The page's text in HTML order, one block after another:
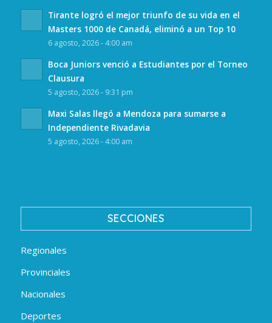
Tirante logró el mejor triunfo de su vida en el
Masters 1000 de Canadá, eliminó a un Top 10
6 agosto, 2026 - 4:00 am
Boca Juniors venció a Estudiantes por el Torneo
Clausura
5 agosto, 2026 - 9:31 pm
Maxi Salas llegó a Mendoza para sumarse a
Independiente Rivadavia
5 agosto, 2026 - 4:00 am
SECCIONES
Regionales
Provinciales
Nacionales
Deportes